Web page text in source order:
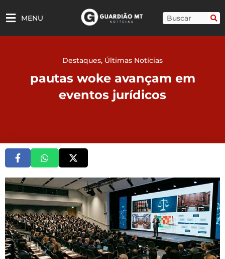
para
MENU Pesquisar
Destaques, Últimas Notícias
pautas woke avançam em
eventos jurídicos